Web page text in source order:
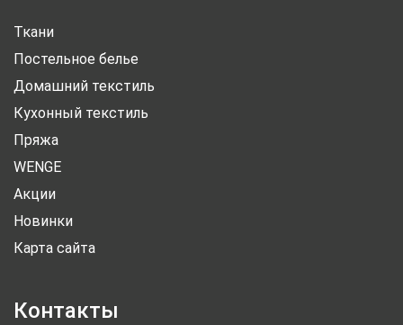
Ткани
Постельное белье
Домашний текстиль
Кухонный текстиль
Пряжа
WENGE
Акции
Новинки
Карта сайта
Контакты